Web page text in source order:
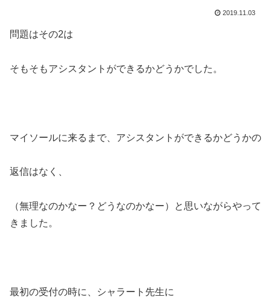
2019.11.03
問題はその2は
そもそもアシスタントができるかどうかでした。
マイソールに来るまで、アシスタントができるかどうかの
返信はなく、
（無理なのかなー？どうなのかなー）と思いながらやって
きました。
最初の受付の時に、シャラート先生に